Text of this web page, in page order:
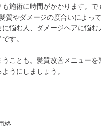
施術に時間がかかります。で
質やダメージの度合いによっ
悩む人、ダメージヘアに悩む
す。
ことも。髪質改善メニューを
うにしましょう。
格